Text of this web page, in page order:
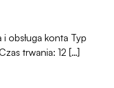
obsługa konta Typ
trwania: 12 […]